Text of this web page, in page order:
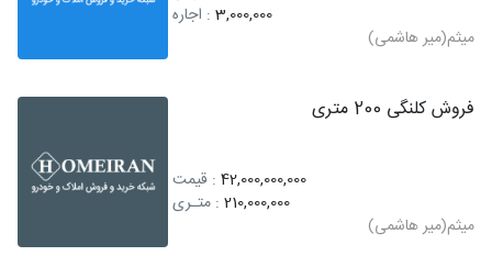
3,000,000 : اجاره
میثم(میر هاشمی)
فروش کلنگی 200 متری
42,000,000,000 : قیمت
210,000,000 : متـری
میثم(میر هاشمی)